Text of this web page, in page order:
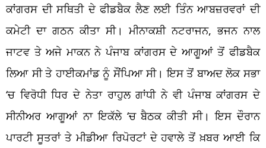
ਕਾਂਗਰਸ ਦੀ ਸਥਿਤੀ ਦੇ ਫੀਡਬੈਕ ਲੈਣ ਲਈ ਤਿੰਨ ਆਬਜ਼ਰਵਰਾਂ ਦੀ
ਕਮੇਟੀ ਦਾ ਗਠਨ ਕੀਤਾ ਸੀ। ਮੀਨਾਕਸ਼ੀ ਨਟਰਾਜਨ, ਭਜਨ ਨਾਲ
ਜਾਟਵ ਤੇ ਅਜੇ ਮਾਕਨ ਨੇ ਪੰਜਾਬ ਕਾਂਗਰਸ ਦੇ ਆਗੂਆਂ ਤੋਂ ਫੀਡਬੈਕ
ਲਿਆ ਸੀ ਤੇ ਹਾਈਕਮਾਂਡ ਨੂੰ ਸੌਂਪਿਆ ਸੀ। ਇਸ ਤੋਂ ਬਾਅਦ ਲੋਕ ਸਭਾ
‘ਚ ਵਿਰੋਧੀ ਧਿਰ ਦੇ ਨੇਤਾ ਰਾਹੁਲ ਗਾਂਧੀ ਨੇ ਵੀ ਪੰਜਾਬ ਕਾਂਗਰਸ ਦੇ
ਸੀਨੀਅਰ ਆਗੂਆਂ ਨਾ ਇਕੱਲੇ ‘ਚ ਬੈਠਕ ਕੀਤੀ ਸੀ। ਇਸ ਦੌਰਾਨ
ਪਾਰਟੀ ਸੂਤਰਾਂ ਤੇ ਮੀਡੀਆ ਰਿਪੋਰਟਾਂ ਦੇ ਹਵਾਲੇ ਤੋਂ ਖ਼ਬਰ ਆਈ ਕਿ